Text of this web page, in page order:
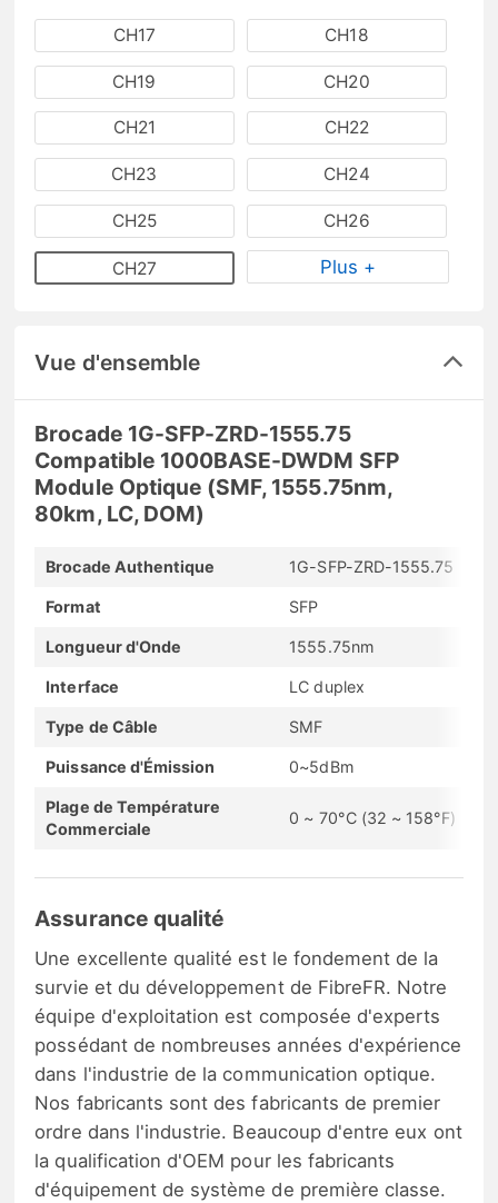
CH17 CH18
CH19 CH20
CH21 CH22
CH23 CH24
CH25 CH26
CH27 Plus +
Vue d'ensemble
Brocade 1G-SFP-ZRD-1555.75
Compatible 1000BASE-DWDM SFP
Module Optique (SMF, 1555.75nm,
80km, LC, DOM)
Brocade Authentique 1G-SFP-ZRD-1555.75
Format SFP
Longueur d'Onde 1555.75nm
Interface LC duplex
Type de Câble SMF
Puissance d'Émission 0~5dBm
Plage de Température
Commerciale
0 ~ 70°C (32 ~ 158°F)
Assurance qualité
Une excellente qualité est le fondement de la
survie et du développement de FibreFR. Notre
équipe d'exploitation est composée d'experts
possédant de nombreuses années d'expérience
dans l'industrie de la communication optique.
Nos fabricants sont des fabricants de premier
ordre dans l'industrie. Beaucoup d'entre eux ont
la qualification d'OEM pour les fabricants
d'équipement de système de première classe.